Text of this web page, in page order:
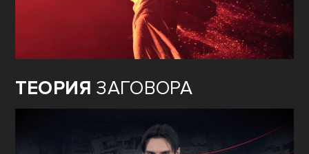
ТЕОРИЯ ЗАГОВОРА